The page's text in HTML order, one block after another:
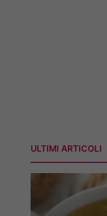
ULTIMI ARTICOLI